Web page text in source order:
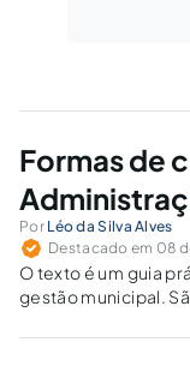
Formas de
Por Léo da Silva Alves
Destacado em 08
O texto é um guia
gestão municipal.
negligenciadas